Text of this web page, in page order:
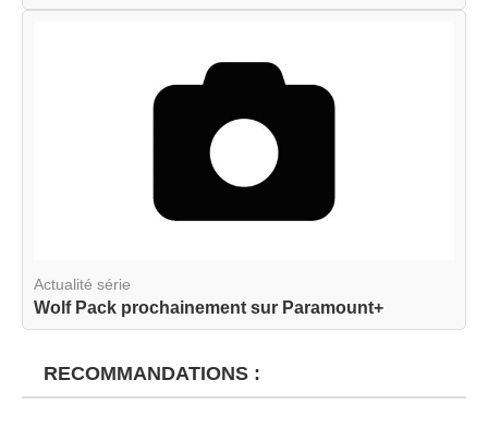
Actualité série
Wolf Pack prochainement sur Paramount+
RECOMMANDATIONS :